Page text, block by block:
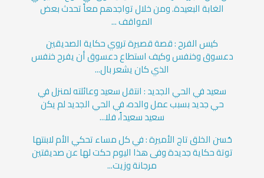
الغابة البعيدة. ومن خلال تواجدهم معاً تحدث بعض
المواقف ...
كيس الفرح : قصة قصيرة تروي حكاية الصديقين
دعسوق وخنفس وكيف استطاع دعسوق أن يفرح خنفس
الذي كان يشعر بال...
سعيد في الحي الجديد : انتقل سعيد وعائلته لمنزل في
حي جديد بسبب عمل والده، في الحي الجديد لم يكن
سعيد سعيداً، فلا...
حُسن الخلق تاج الأميرة : في كل مساء تحكي الأم لابنتها
توتة حكاية جديدة وفى هذا اليوم حكت لها عن صديقتين
مرجانة وزيت...